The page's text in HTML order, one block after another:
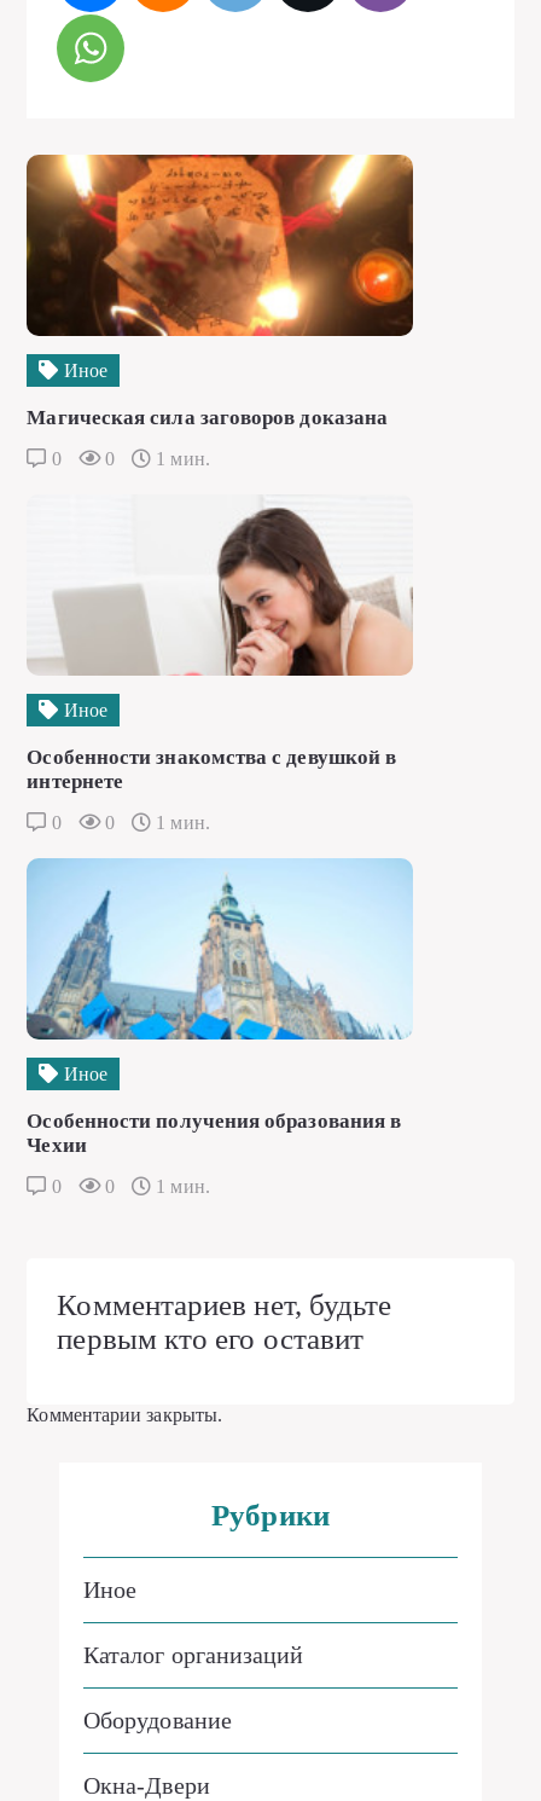
Иное
Магическая сила заговоров доказана
0 0 1 мин.
Иное
Особенности знакомства с девушкой в
интернете
0 0 1 мин.
Иное
Особенности получения образования в
Чехии
0 0 1 мин.
Комментариев нет, будьте
первым кто его оставит
Комментарии закрыты.
Рубрики
Иное
Каталог организаций
Оборудование
Окна-Двери